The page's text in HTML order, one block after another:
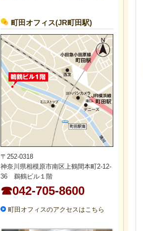
町田オフィス(JR町田駅)
〒252-0318
神奈川県相模原市南区上鶴間本町2-12-
36 鵜鶴ビル１階
☎042-705-8600
町田オフィスのアクセスはこちら